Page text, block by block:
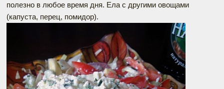
полезно в любое время дня. Ела с другими овощами
(капуста, перец, помидор).